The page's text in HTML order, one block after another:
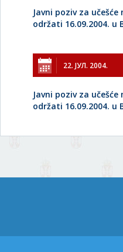
Javni poziv za
održati 16.09.2004. u
22. ЈУЛ. 2004.
Javni poziv za
održati 16.09.2004. u